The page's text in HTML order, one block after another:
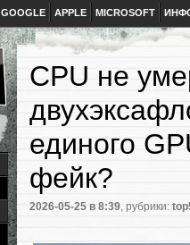
GOOGLE APPLE MICROSOFT
CPU не
единого
фейк?
2026-05-25 в 8:39, рубрики: